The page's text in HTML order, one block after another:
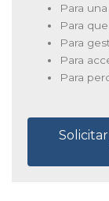
Para
Para
Para
Para
Para